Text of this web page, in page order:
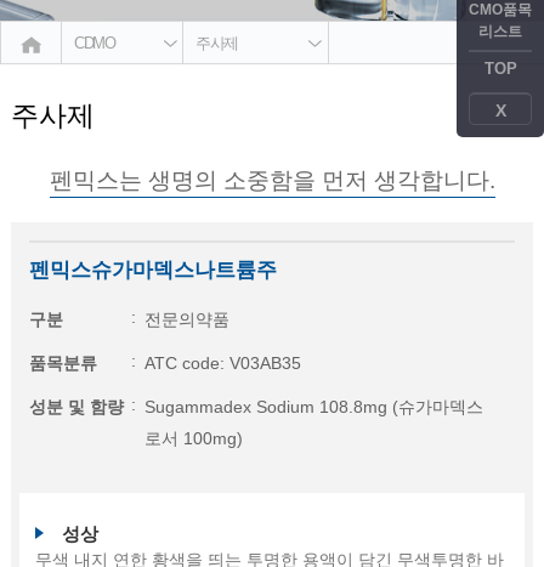
CMO품목
리스트
TOP
X
CDMO 주사제
주사제
펜믹스는 생명의 소중함을 먼저 생각합니다.
펜믹스슈가마덱스나트륨주
구분 전문의약품
품목분류 ATC code: V03AB35
성분 및 함량
Sugammadex Sodium 108.8mg (슈가마덱스
로서 100mg)
성상
무색 내지 연한 황색을 띄는 투명한 용액이 담긴 무색투명한 바